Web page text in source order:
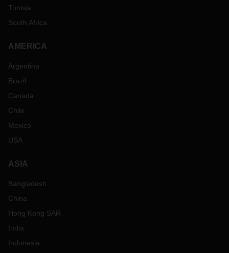
Tunisia
South Africa
AMERICA
Argentina
Brazil
Canada
Chile
Mexico
USA
ASIA
Bangladesh
China
Hong Kong SAR
India
Indonesia